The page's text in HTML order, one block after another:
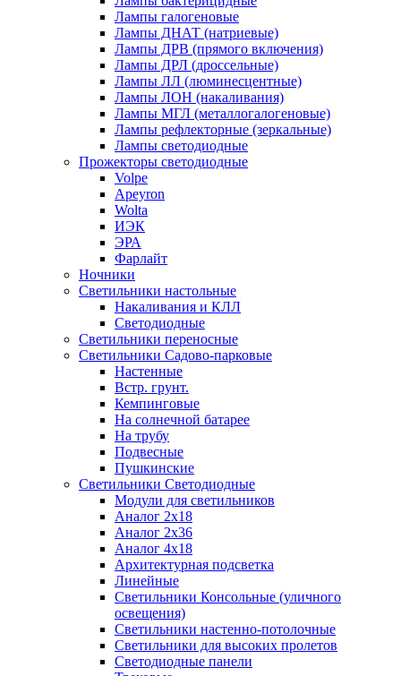
Лампы галогеновые
Лампы ДНАТ (натриевые)
Лампы ДРВ (прямого включения)
Лампы ДРЛ (дроссельные)
Лампы ЛЛ (люминесцентные)
Лампы ЛОН (накаливания)
Лампы МГЛ (металлогалогеновые)
Лампы рефлекторные (зеркальные)
Лампы светодиодные
Прожекторы светодиодные
Volpe
Apeyron
Wolta
ИЭК
ЭРА
Фарлайт
Ночники
Светильники настольные
Накаливания и КЛЛ
Светодиодные
Светильники переносные
Светильники Садово-парковые
Настенные
Встр. грунт.
Кемпинговые
На солнечной батарее
На трубу
Подвесные
Пушкинские
Светильники Светодиодные
Модули для светильников
Аналог 2х18
Аналог 2х36
Аналог 4х18
Архитектурная подсветка
Линейные
Светильники Консольные (уличного
освещения)
Светильники настенно-потолочные
Светильники для высоких пролетов
Светодиодные панели